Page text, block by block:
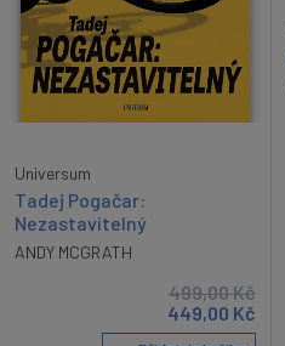
Universum
Tadej Pogačar:
Nezastavitelný
ANDY MCGRATH
499,00Kč
449,00 Kč